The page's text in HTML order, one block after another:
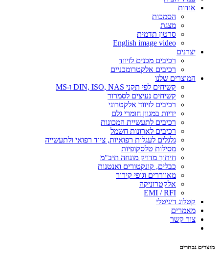
אודות
הסמכות
מצגת
סרטון תדמית
English image video
יצרנים
רכיבים מכנים לזיווד
רכיבים אלקטרומכניים
המוצרים שלנו
קשיחים לפי תקני DIN, ISO, NAS ו-MS
קשיחים נעיצים לסמרור
רכיבים לזיווד אלקטרוני
ידיות במגוון חומרי גלם
רכיבים לתעשיית המכונות
רכיבים לארונות חשמל
גלגלים לעגלות רפואיות, ציוד רפואי ולתעשייה
מסילות טלסקופיות
חיתוך מדויק מונחה תיב"מ
כבלים, קונקטורים ואנטנות
מאווררים וגופי קירור
אלקטרוניקה
EMI / RFI
קטלוג דיגיטלי
מאמרים
צור קשר
מוצרים נבחרים